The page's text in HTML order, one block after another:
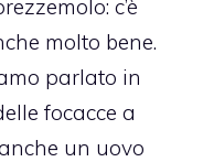
c’è
molto bene.
parlato in
focacce a
un uovo